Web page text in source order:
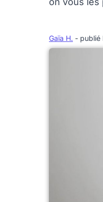
Gaïa H. - publié